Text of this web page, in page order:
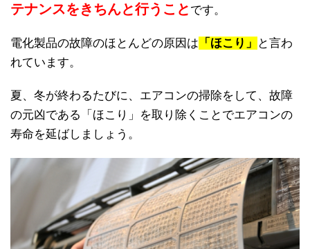
テナンスをきちんと行うこと です。
電化製品の故障のほとんどの原因は 「ほこり」
と言わ
れています。
夏、冬が終わるたびに、エアコンの掃除をして、故障
の元凶である「ほこり」を取り除くことでエアコンの
寿命を延ばしましょう。